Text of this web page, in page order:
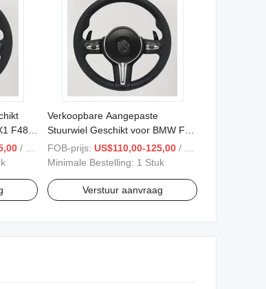
F48
/ Stuk
Verkoopbare Aangepaste
Stuurwiel Geschikt voor BMW F20
F10 X1 F48 X5 F15 X3 F25 M3
M5 E90
FOB-prijs: US$110,00-125,00 / Stuk
Minimale Bestelling: 1 Stuk
Verstuur aanvraag